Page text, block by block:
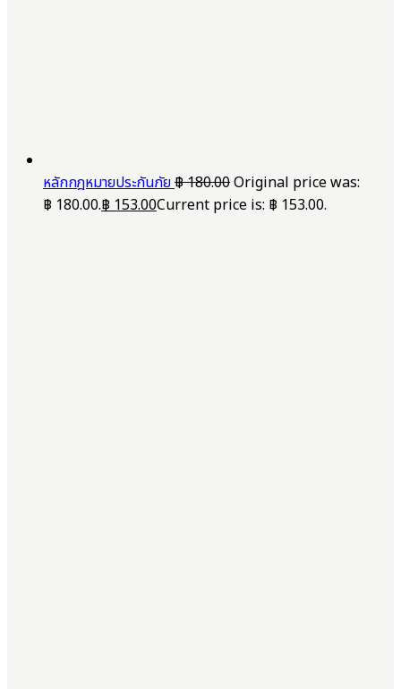
หลักกฎหมายประกันภัย฿180.00Original price was:
฿ 180.00.฿153.00Current price is: ฿ 153.00.